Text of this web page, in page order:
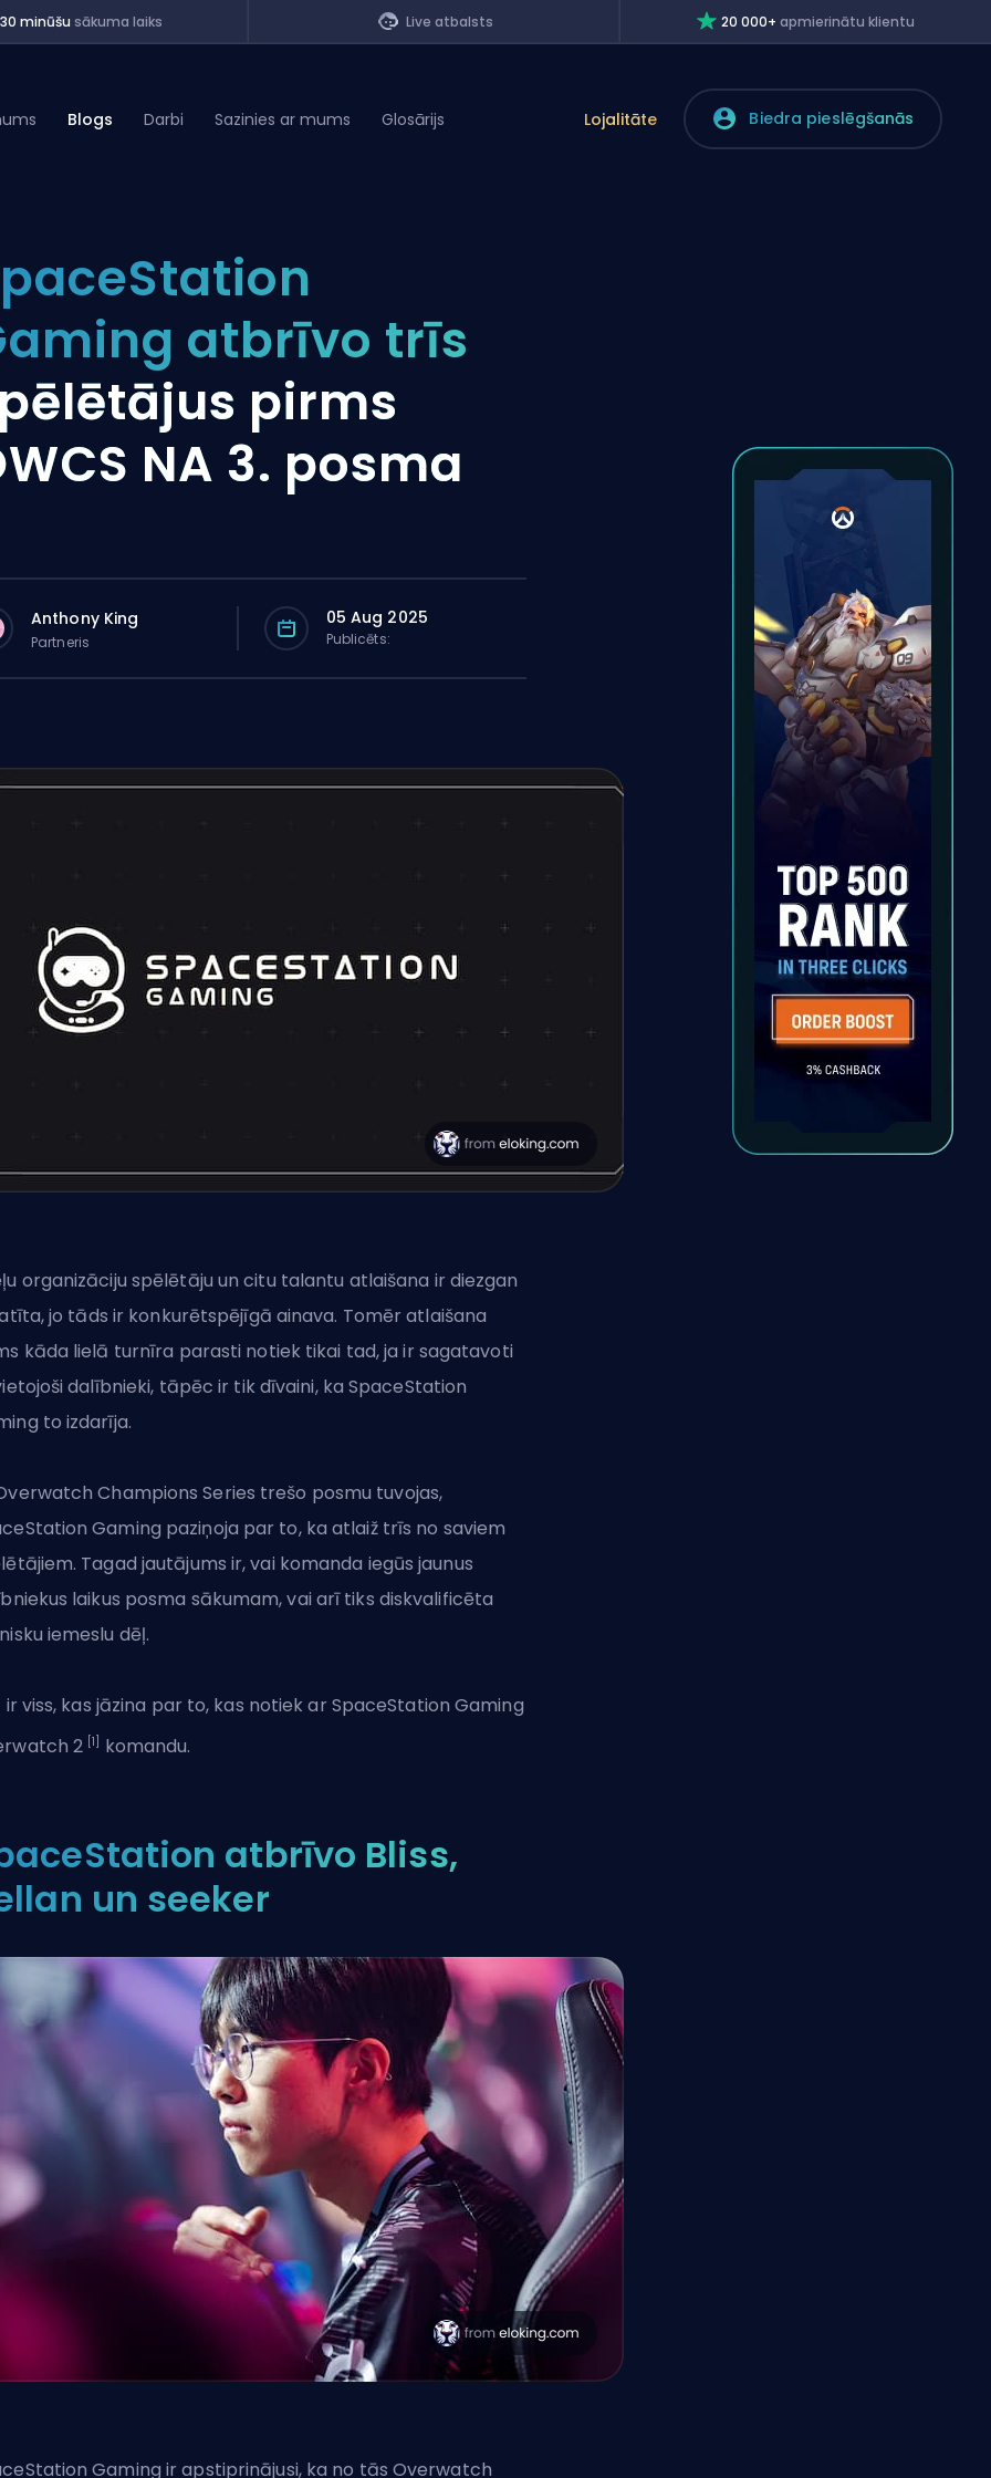
minūšu sākuma laiks Live atbalsts 20 000+apmierinātu klientu
Blogs Darbi Sazinies ar mums Glosārijs Lojalitāte Biedra pieslēgšanās
atbrīvo trīs
pirms
NA 3. posma
Anthony King
Partneris
05 Aug 2025
Publicēts:
organizāciju spēlētāju un citu talantu atlaišana ir diezgan
jo tāds ir konkurētspējīgā ainava. Tomēr atlaišana
kāda lielā turnīra parasti notiek tikai tad, ja ir sagatavoti
dalībnieki, tāpēc ir tik dīvaini, ka SpaceStation
to izdarīja.
Champions Series trešo posmu tuvojas,
Gaming paziņoja par to, ka atlaiž trīs no saviem
Tagad jautājums ir, vai komanda iegūs jaunus
laikus posma sākumam, vai arī tiks diskvalificēta
iemeslu dēļ.
ir viss, kas jāzina par to, kas notiek ar SpaceStation Gaming
2 [1] komandu.
atbrīvo Bliss,
un seeker
Gaming ir apstiprinājusi, ka no tās Overwatch